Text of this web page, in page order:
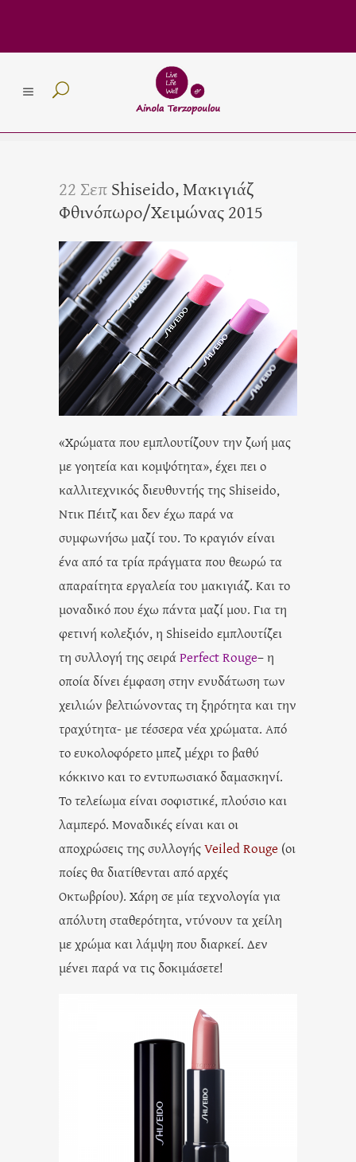
22 ΣεπShiseido, Μακιγιάζ
Φθινόπωρο/Χειμώνας 2015
«Χρώματα που εμπλουτίζουν την ζωή μας
με γοητεία και κομψότητα», έχει πει ο
καλλιτεχνικός διευθυντής της Shiseido,
Ντικ Πέιτζ και δεν έχω παρά να
συμφωνήσω μαζί του. Το κραγιόν είναι
ένα από τα τρία πράγματα που θεωρώ τα
απαραίτητα εργαλεία του μακιγιάζ. Και το
μοναδικό που έχω πάντα μαζί μου. Για τη
φετινή κολεξιόν, η Shiseido εμπλουτίζει
τη συλλογή της σειράPerfect Rouge– η
οποία δίνει έμφαση στην ενυδάτωση των
χειλιών βελτιώνοντας τη ξηρότητα και την
τραχύτητα- με τέσσερα νέα χρώματα. Από
το ευκολοφόρετο μπεζ μέχρι το βαθύ
κόκκινο και το εντυπωσιακό δαμασκηνί.
Το τελείωμα είναι σοφιστικέ, πλούσιο και
λαμπερό. Μοναδικές είναι και οι
αποχρώσεις της συλλογήςVeiled Rouge (οι
ποίες θα διατίθενται από αρχές
Οκτωβρίου). Χάρη σε μία τεχνολογία για
απόλυτη σταθερότητα, ντύνουν τα χείλη
με χρώμα και λάμψη που διαρκεί. Δεν
μένει παρά να τις δοκιμάσετε!